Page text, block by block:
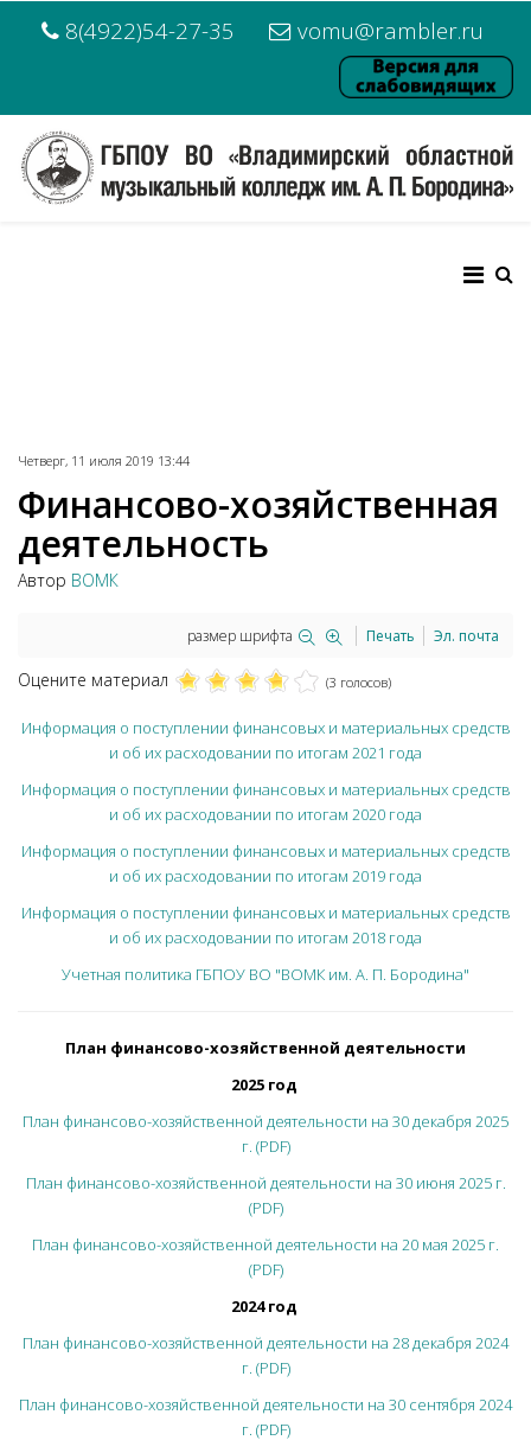
8(4922)54-27-35 vomu@rambler.ru
Четверг, 11 июля 2019 13:44
Финансово-хозяйственная
деятельность
Автор ВОМК
размер шрифта Печать Эл. почта
Оцените материал (3 голосов)
Информация о поступлении финансовых и материальных средств
и об их расходовании по итогам 2021 года
Информация о поступлении финансовых и материальных средств
и об их расходовании по итогам 2020 года
Информация о поступлении финансовых и материальных средств
и об их расходовании по итогам 2019 года
Информация о поступлении финансовых и материальных средств
и об их расходовании по итогам 2018 года
Учетная политика ГБПОУ ВО "ВОМК им. А. П. Бородина"
План финансово-хозяйственной деятельности
2025 год
План финансово-хозяйственной деятельности на 30 декабря 2025
г. (PDF)
План финансово-хозяйственной деятельности на 30 июня 2025 г.
(PDF)
План финансово-хозяйственной деятельности на 20 мая 2025 г.
(PDF)
2024 год
План финансово-хозяйственной деятельности на 28 декабря 2024
г. (PDF)
План финансово-хозяйственной деятельности на 30 сентября 2024
г. (PDF)